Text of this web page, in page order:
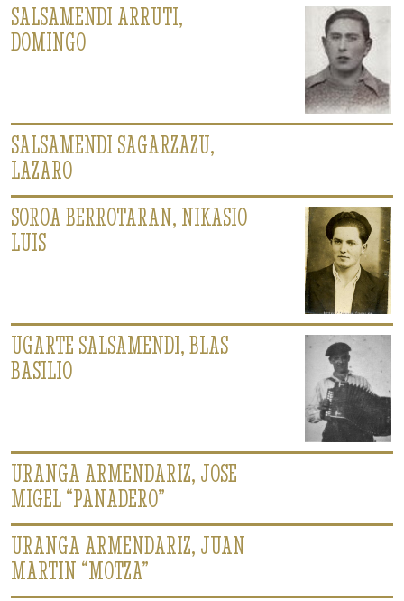
SALSAMENDI ARRUTI,
DOMINGO
SALSAMENDI SAGARZAZU,
LAZARO
SOROA BERROTARAN, NIKASIO
LUIS
UGARTE SALSAMENDI, BLAS
BASILIO
URANGA ARMENDARIZ, JOSE
MIGEL “PANADERO”
URANGA ARMENDARIZ, JUAN
MARTIN “MOTZA”